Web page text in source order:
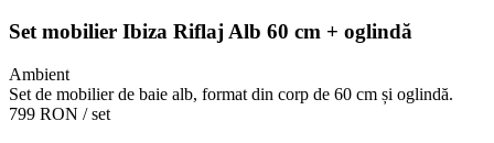
Set mobilier Ibiza Riflaj Alb 60 cm + oglindă
Ambient
Set de mobilier de baie alb, format din corp de 60 cm și oglindă.
799 RON / set